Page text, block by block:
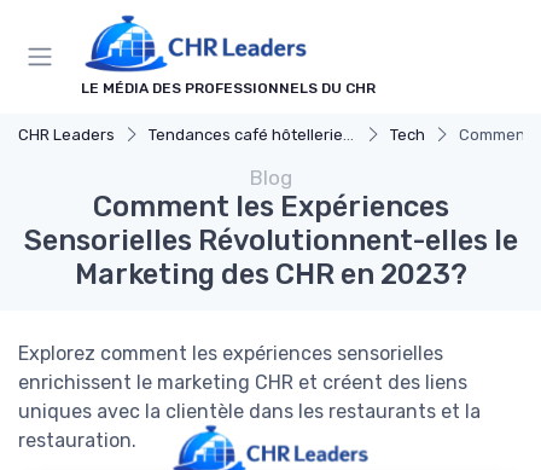
LE MÉDIA DES PROFESSIONNELS DU CHR
CHR Leaders Tendances café hôtellerie et restauration Tech Comment
Blog
Comment les Expériences
Sensorielles Révolutionnent-elles le
Marketing des CHR en 2023?
Explorez comment les expériences sensorielles
enrichissent le marketing CHR et créent des liens
uniques avec la clientèle dans les restaurants et la
restauration.
Panneau de gestion des cookies